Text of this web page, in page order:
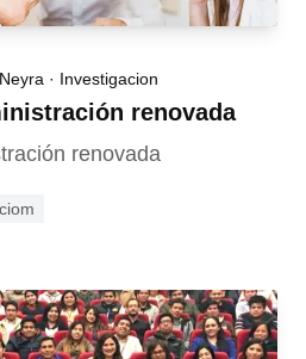
· Investigacion
renovada
renovada